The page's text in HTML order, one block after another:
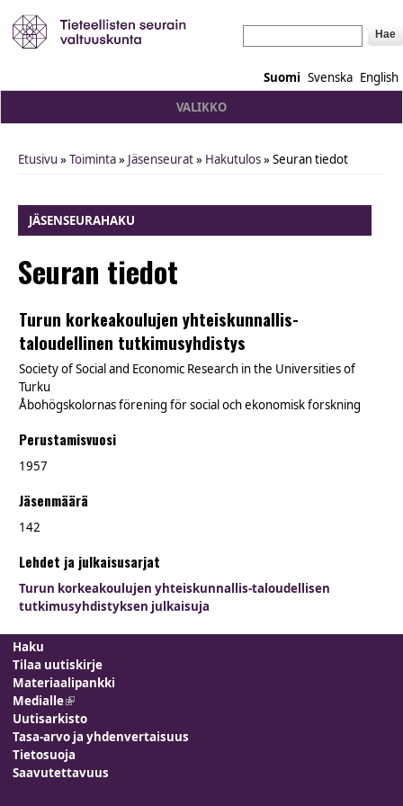
Suomi Svenska English
VALIKKO
Etusivu»Toiminta» Jäsenseurat» Hakutulos» Seuran tiedot
JÄSENSEURAHAKU
Seuran tiedot
Turun korkeakoulujen yhteiskunnallis-
taloudellinen tutkimusyhdistys
Society of Social and Economic Research in the Universities of
Turku
Åbohögskolornas förening för social och ekonomisk forskning
Perustamisvuosi
1957
Jäsenmäärä
142
Lehdet ja julkaisusarjat
Turun korkeakoulujen yhteiskunnallis-taloudellisen
tutkimusyhdistyksen julkaisuja
Haku
Tilaa uutiskirje
Materiaalipankki
Medialle(link is external)
Uutisarkisto
Tasa-arvo ja yhdenvertaisuus
Tietosuoja
Saavutettavuus